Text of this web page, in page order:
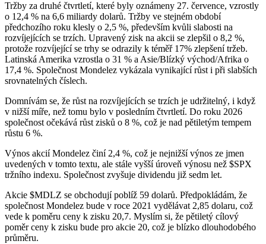
Tržby za druhé čtvrtletí, které byly oznámeny 27. července, vzrostly
o 12,4 % na 6,6 miliardy dolarů. Tržby ve stejném období
předchozího roku klesly o 2,5 %, především kvůli slabosti na
rozvíjejících se trzích. Upravený zisk na akcii se zlepšil o 8,2 %,
protože rozvíjející se trhy se odrazily k téměř 17% zlepšení tržeb.
Latinská Amerika vzrostla o 31 % a Asie/Blízký východ/Afrika o
17,4 %. Společnost Mondelez vykázala vynikající růst i při slabších
srovnatelných číslech.
Domnívám se, že růst na rozvíjejících se trzích je udržitelný, i když
v nižší míře, než tomu bylo v posledním čtvrtletí. Do roku 2026
společnost očekává růst zisků o 8 %, což je nad pětiletým tempem
růstu 6 %.
Výnos akcií Mondelez činí 2,4 %, což je nejnižší výnos ze jmen
uvedených v tomto textu, ale stále vyšší úroveň výnosu než $SPX
tržního indexu. Společnost zvyšuje dividendu již sedm let.
Akcie $MDLZ se obchodují poblíž 59 dolarů. Předpokládám, že
společnost Mondelez bude v roce 2021 vydělávat 2,85 dolaru, což
vede k poměru ceny k zisku 20,7. Myslím si, že pětiletý cílový
poměr ceny k zisku bude pro akcie 20, což je blízko dlouhodobého
průměru.